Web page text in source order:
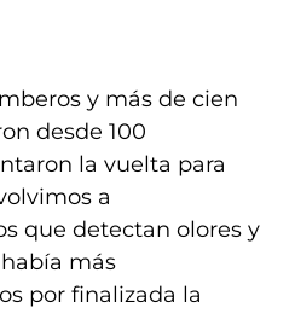
y más de cien
desde 100
la vuelta para
a
que detectan olores y
más
por finalizada la